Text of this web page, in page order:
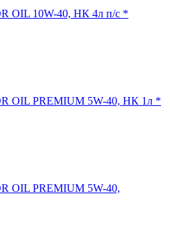
OIL 10W-40, НК 4л п/с *
OIL PREMIUM 5W-40, НК 1л *
OIL PREMIUM 5W-40,